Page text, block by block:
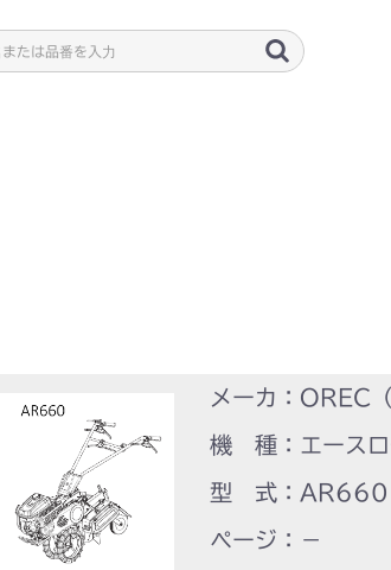
メーカ：OREC
機 種：エースロ
型 式：AR660
ページ：－